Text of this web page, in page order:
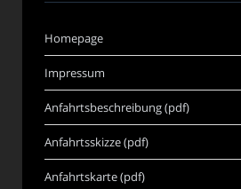
Homepage
Impressum
Anfahrtsbeschreibung (pdf)
Anfahrtsskizze (pdf)
Anfahrtskarte (pdf)